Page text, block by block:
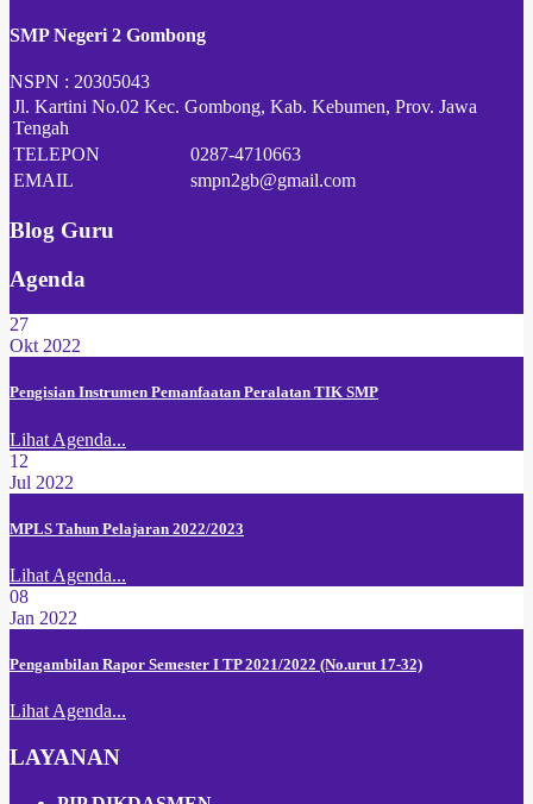
SMP Negeri 2 Gombong
NSPN : 20305043
Jl. Kartini No.02 Kec. Gombong, Kab. Kebumen, Prov. Jawa
Tengah
TELEPON
0287-4710663
EMAIL
smpn2gb@gmail.com
Blog Guru
Agenda
27
Okt 2022
Pengisian Instrumen Pemanfaatan Peralatan TIK SMP
Lihat Agenda...
12
Jul 2022
MPLS Tahun Pelajaran 2022/2023
Lihat Agenda...
08
Jan 2022
Pengambilan Rapor Semester I TP 2021/2022 (No.urut 17-32)
Lihat Agenda...
LAYANAN